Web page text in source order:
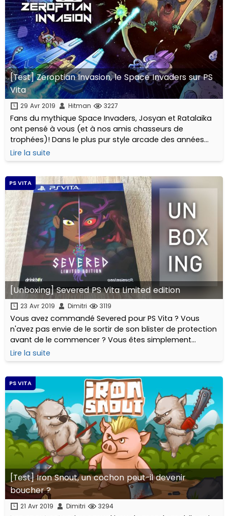
[Test] Zeroptian Invasion, le Space Invaders sur PS
Vita
29 Avr 2019 Hitman 3227
Fans du mythique Space Invaders, Josyan et Ratalaika
ont pensé à vous (et à nos amis chasseurs de
trophées)! Dans le plus pur style arcade des années
70-80, Zeroptian Invasion nous propose d'empêcher
une invasion alien à bord de notre vaisseau de combat.
Lire la suite
PS VITA
[Unboxing] Severed PS Vita Limited edition
23 Avr 2019 Dimitri 3119
Vous avez commandé Severed pour PS Vita ? Vous
n'avez pas envie de le sortir de son blister de protection
avant de le commencer ? Vous êtes simplement
curieux ? Pas de problème Chromabox est là et vous
propose un unboxing pas-à-pas en photos.
Lire la suite
PS VITA
[Test] Iron Snout, un cochon peut-il devenir
boucher ?
21 Avr 2019 Dimitri 3294